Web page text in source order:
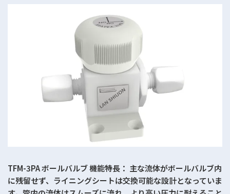
TFM-3PA ボールバルブ 機能特長： 主な流体がボールバルブ内
に残留せず、ライニングシートは交換可能な設計となっていま